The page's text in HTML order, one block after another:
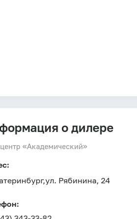
о дилере
«Академический»
ул. Рябинина, 24